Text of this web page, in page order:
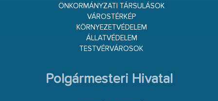
ÖNKORMÁNYZATI TÁRSULÁSOK
VÁROSTÉRKÉP
KÖRNYEZETVÉDELEM
ÁLLATVÉDELEM
TESTVÉRVÁROSOK
Polgármesteri Hivatal